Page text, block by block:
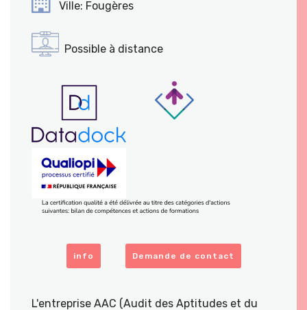
Ville: Fougères
Possible à distance
info Demande de contact
L'entreprise AAC (Audit des Aptitudes et du